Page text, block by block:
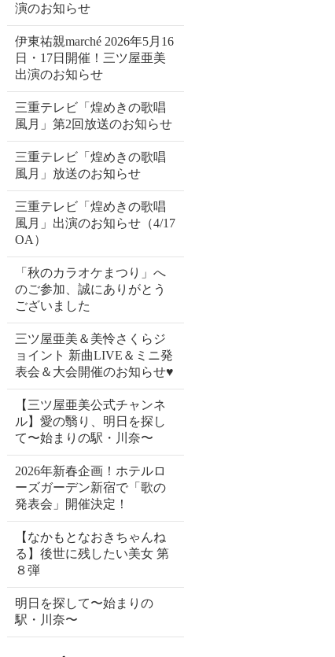
演のお知らせ
伊東祐親marché 2026年5月16
日・17日開催！三ツ屋亜美
出演のお知らせ
三重テレビ「煌めきの歌唱
風月」第2回放送のお知らせ
三重テレビ「煌めきの歌唱
風月」放送のお知らせ
三重テレビ「煌めきの歌唱
風月」出演のお知らせ（4/17
OA）
「秋のカラオケまつり」へ
のご参加、誠にありがとう
ございました
三ツ屋亜美＆美怜さくらジ
ョイント 新曲LIVE＆ミニ発
表会＆大会開催のお知らせ♥
【三ツ屋亜美公式チャンネ
ル】愛の翳り、明日を探し
て〜始まりの駅・川奈〜
2026年新春企画！ホテルロ
ーズガーデン新宿で「歌の
発表会」開催決定！
【なかもとなおきちゃんね
る】後世に残したい美女 第
８弾
明日を探して〜始まりの
駅・川奈〜